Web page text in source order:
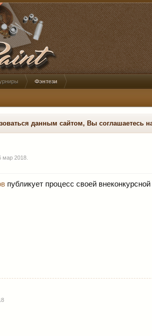
Фэнтези
данным сайтом, Вы
мар 2018
публикует процесс своей